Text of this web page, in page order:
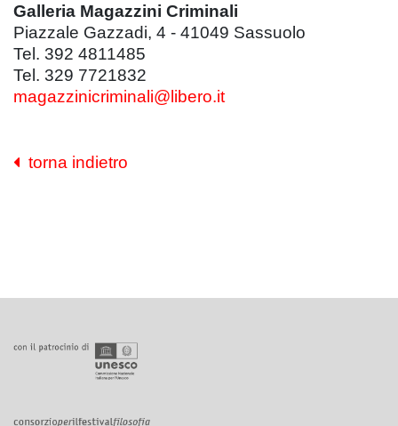
Galleria Magazzini Criminali
Piazzale Gazzadi, 4 - 41049 Sassuolo
Tel. 392 4811485
Tel. 329 7721832
magazzinicriminali@libero.it
torna indietro